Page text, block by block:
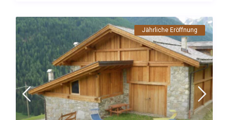
Jährliche Eröffnung